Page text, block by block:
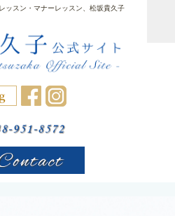
ッスン・マナーレッスン、松坂貴久子